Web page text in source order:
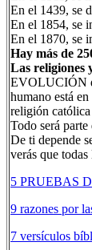
En el 1439, se
En el 1854, se
En el 1870, se
Hay más de
Las religiones
EVOLUCIÓN
humano está
religión católica
Todo será
De ti depende
verás que
5 PRUEBAS
9 razones por
7 versículos